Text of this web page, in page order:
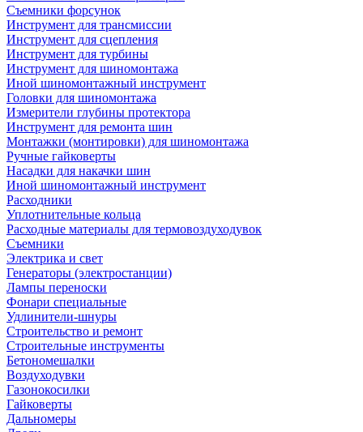
Съемники форсунок
Инструмент для трансмиссии
Инструмент для сцепления
Инструмент для турбины
Инструмент для шиномонтажа
Иной шиномонтажный инструмент
Головки для шиномонтажа
Измерители глубины протектора
Инструмент для ремонта шин
Монтажки (монтировки) для шиномонтажа
Ручные гайковерты
Насадки для накачки шин
Иной шиномонтажный инструмент
Расходники
Уплотнительные кольца
Расходные материалы для термовоздуходувок
Съемники
Электрика и свет
Генераторы (электростанции)
Лампы переноски
Фонари специальные
Удлинители-шнуры
Строительство и ремонт
Строительные инструменты
Бетономешалки
Воздуходувки
Газонокосилки
Гайковерты
Дальномеры